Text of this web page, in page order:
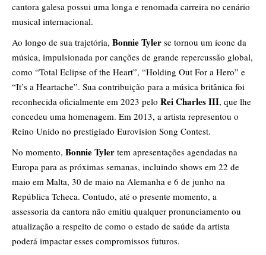
cantora galesa possui uma longa e renomada carreira no cenário
musical internacional.
Ao longo de sua trajetória, Bonnie Tyler se tornou um ícone da
música, impulsionada por canções de grande repercussão global,
como “Total Eclipse of the Heart”, “Holding Out For a Hero” e
“It’s a Heartache”. Sua contribuição para a música britânica foi
reconhecida oficialmente em 2023 pelo Rei Charles III, que lhe
concedeu uma homenagem. Em 2013, a artista representou o
Reino Unido no prestigiado Eurovision Song Contest.
No momento, Bonnie Tyler tem apresentações agendadas na
Europa para as próximas semanas, incluindo shows em 22 de
maio em Malta, 30 de maio na Alemanha e 6 de junho na
República Tcheca. Contudo, até o presente momento, a
assessoria da cantora não emitiu qualquer pronunciamento ou
atualização a respeito de como o estado de saúde da artista
poderá impactar esses compromissos futuros.